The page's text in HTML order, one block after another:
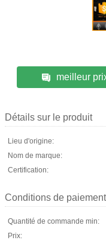
meilleur
Détails sur le produit
Lieu d'origine:
Nom de marque:
Certification:
Conditions de
Quantité de commande min:
Prix: